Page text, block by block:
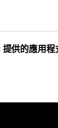
供的應用程